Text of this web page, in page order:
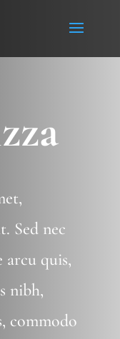
Sed nec
arcu quis,
nibh,
commodo